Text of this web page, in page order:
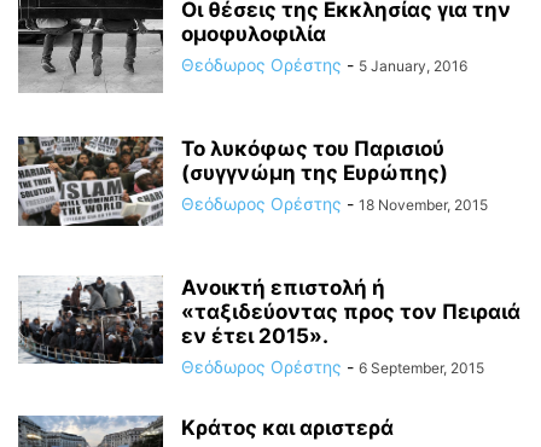
Οι θέσεις της Εκκλησίας για την
ομοφυλοφιλία
Θεόδωρος Ορέστης - 5 January, 2016
Το λυκόφως του Παρισιού
(συγγνώμη της Ευρώπης)
Θεόδωρος Ορέστης - 18 November, 2015
Ανοικτή επιστολή ή
«ταξιδεύοντας προς τον Πειραιά
εν έτει 2015».
Θεόδωρος Ορέστης - 6 September, 2015
Kράτος και αριστερά